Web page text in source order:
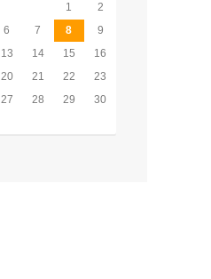
1
2
6 7 8
9
13 14 15
16
20 21 22
23
27 28 29
30